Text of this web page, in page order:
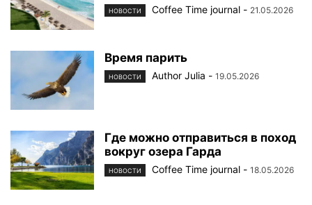
НОВОСТИ Coffee Time journal - 21.05.2026
Время парить
НОВОСТИ Author Julia - 19.05.2026
Где можно отправиться в поход
вокруг озера Гарда
НОВОСТИ Coffee Time journal - 18.05.2026